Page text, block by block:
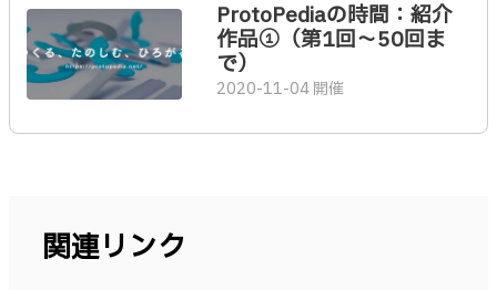
ProtoPediaの時間：紹介
作品①（第1回〜50回ま
で）
2020-11-04 開催
関連リンク